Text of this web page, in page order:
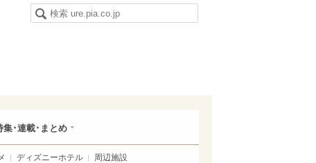
集･連載･まとめ
ディズニーホテル 周辺施設